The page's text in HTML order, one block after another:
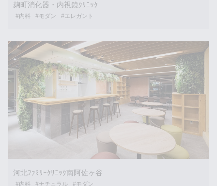
麹町消化器・内視鏡ｸﾘﾆｯｸ
#内科 #モダン #エレガント
河北ﾌｧﾐﾘｰｸﾘﾆｯｸ南阿佐ヶ谷
#内科 #ナチュラル #モダン